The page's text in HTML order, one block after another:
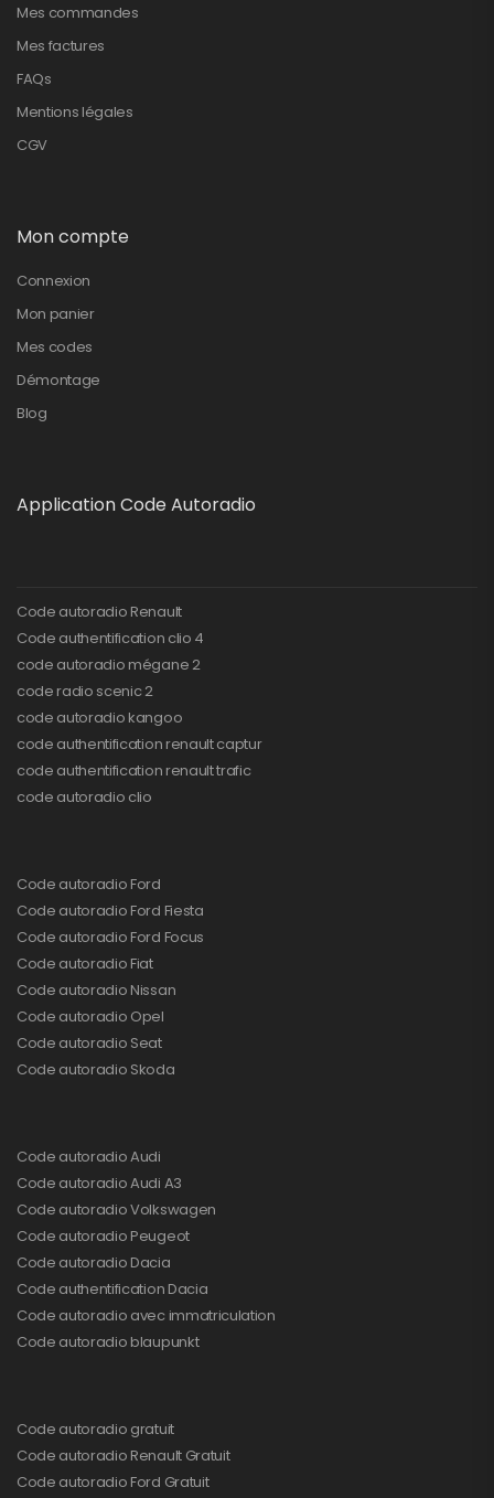
Mes commandes
Mes factures
FAQs
Mentions légales
CGV
Mon compte
Connexion
Mon panier
Mes codes
Démontage
Blog
Application Code Autoradio
Code autoradio Renault
Code authentification clio 4
code autoradio mégane 2
code radio scenic 2
code autoradio kangoo
code authentification renault captur
code authentification renault trafic
code autoradio clio
Code autoradio Ford
Code autoradio Ford Fiesta
Code autoradio Ford Focus
Code autoradio Fiat
Code autoradio Nissan
Code autoradio Opel
Code autoradio Seat
Code autoradio Skoda
Code autoradio Audi
Code autoradio Audi A3
Code autoradio Volkswagen
Code autoradio Peugeot
Code autoradio Dacia
Code authentification Dacia
Code autoradio avec immatriculation
Code autoradio blaupunkt
Code autoradio gratuit
Code autoradio Renault Gratuit
Code autoradio Ford Gratuit